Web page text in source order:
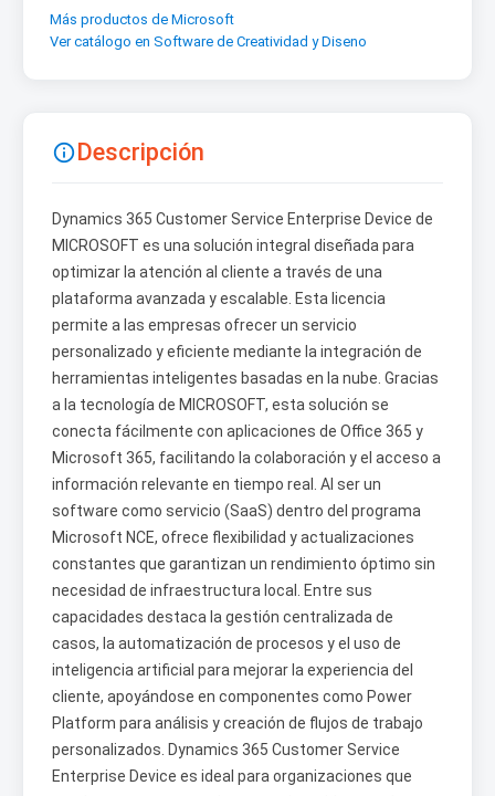
Más productos de Microsoft
Ver catálogo en Software de Creatividad y Diseno
Descripción
Dynamics 365 Customer Service Enterprise Device de
MICROSOFT es una solución integral diseñada para
optimizar la atención al cliente a través de una
plataforma avanzada y escalable. Esta licencia
permite a las empresas ofrecer un servicio
personalizado y eficiente mediante la integración de
herramientas inteligentes basadas en la nube. Gracias
a la tecnología de MICROSOFT, esta solución se
conecta fácilmente con aplicaciones de Office 365 y
Microsoft 365, facilitando la colaboración y el acceso a
información relevante en tiempo real. Al ser un
software como servicio (SaaS) dentro del programa
Microsoft NCE, ofrece flexibilidad y actualizaciones
constantes que garantizan un rendimiento óptimo sin
necesidad de infraestructura local. Entre sus
capacidades destaca la gestión centralizada de
casos, la automatización de procesos y el uso de
inteligencia artificial para mejorar la experiencia del
cliente, apoyándose en componentes como Power
Platform para análisis y creación de flujos de trabajo
personalizados. Dynamics 365 Customer Service
Enterprise Device es ideal para organizaciones que